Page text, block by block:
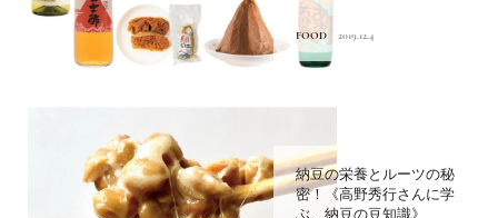
FOOD 2019.12.4
納豆の栄養とルーツの秘
密！《高野秀行さんに学
ぶ、納豆の豆知識》